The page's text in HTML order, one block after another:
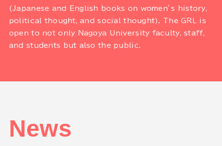
(Japanese and English books on women’s history,
political thought, and social thought). The GRL is
open to not only Nagoya University faculty, staff,
and students but also the public.
News